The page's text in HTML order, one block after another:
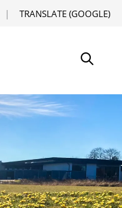
TRANSLATE (GOOGLE)
Søg